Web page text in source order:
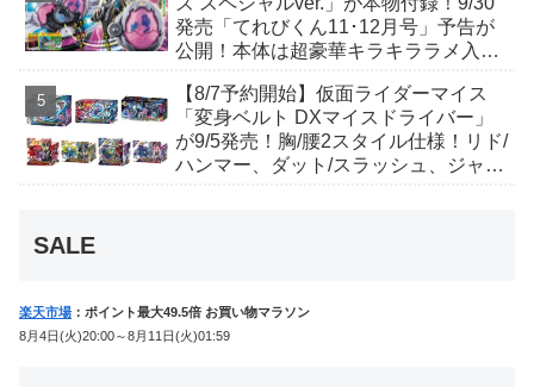
発売「てれびくん11･12月号」予告が
公開！本体は超豪華キラキララメ入
音声が！
【8/7予約開始】仮面ライダーマイス
「変身ベルト DXマイスドライバー」
が9/5発売！胸/腰2スタイル仕様！リド/
ハンマー、ダット/スラッシュ、ジャ
SALE
楽天市場 ：ポイント最大49.5倍 お買い物マラソン
8月4日(火)20:00～8月11日(火)01:59